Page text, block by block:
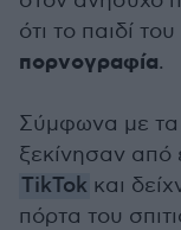
ότι το παιδί
πορνογραφία.
Σύμφωνα με
ξεκίνησαν από
TikTok και
πόρτα του